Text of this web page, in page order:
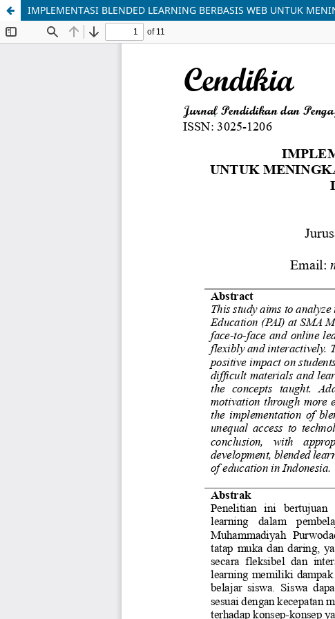
IMPLEMENTASI BLENDED LEARNING BERBASIS WEB UNTUK